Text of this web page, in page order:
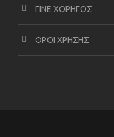
ΓΙΝΕ ΧΟΡΗΓΟΣ
ΟΡΟΙ ΧΡΗΣΗΣ